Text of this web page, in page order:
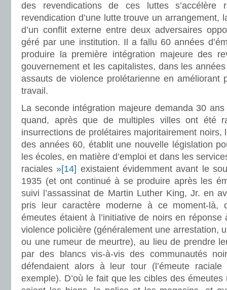
des revendications de ces luttes s’accélère
revendication d’une lutte trouve un arrangement,
d’un conflit externe entre deux adversaires
géré par une institution. Il a fallu 60 années
produire la première intégration majeure des
gouvernement et les capitalistes, dans les
assauts de violence prolétarienne en améliorant
travail.
La seconde intégration majeure demanda 30 ans
quand, après que de multiples villes ont été
insurrections de prolétaires majoritairement noirs,
des années 60, établit une nouvelle législation
les écoles, en matière d’emploi et dans les
raciales »[14] existaient évidemment avant le
1935 (et ont continué à se produire après les
suivi l’assassinat de Martin Luther King, Jr. en
pris leur caractère moderne à ce moment-là,
émeutes étaient à l’initiative de noirs en
violence policière (généralement une arrestation,
ou une rumeur de meurtre), au lieu de prendre
par des blancs vis-à-vis des communautés
défendaient alors à leur tour (l’émeute raciale
exemple). D’où le fait que les cibles des